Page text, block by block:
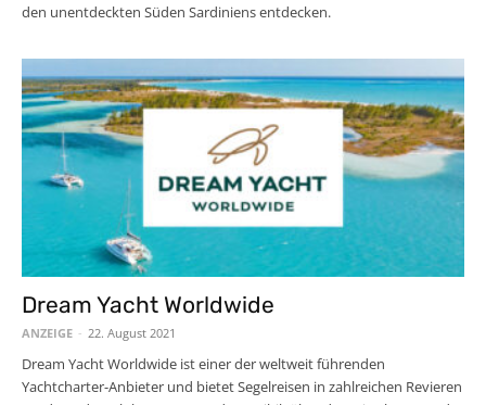
den unentdeckten Süden Sardiniens entdecken.
Dream Yacht Worldwide
ANZEIGE - 22. August 2021
Dream Yacht Worldwide ist einer der weltweit führenden
Yachtcharter-Anbieter und bietet Segelreisen in zahlreichen Revieren